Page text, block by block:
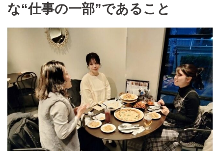
な“仕事の一部”であること